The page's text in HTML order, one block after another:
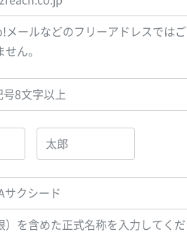
メールなどのフリーアドレスではご
ん。
）を含めた正式名称を入力してくだ